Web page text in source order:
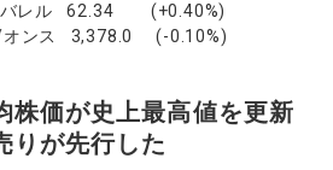
バレル 62.34 (+0.40%)
オンス 3,378.0 (-0.10%)
株価が史上最高値を更新
りが先行した